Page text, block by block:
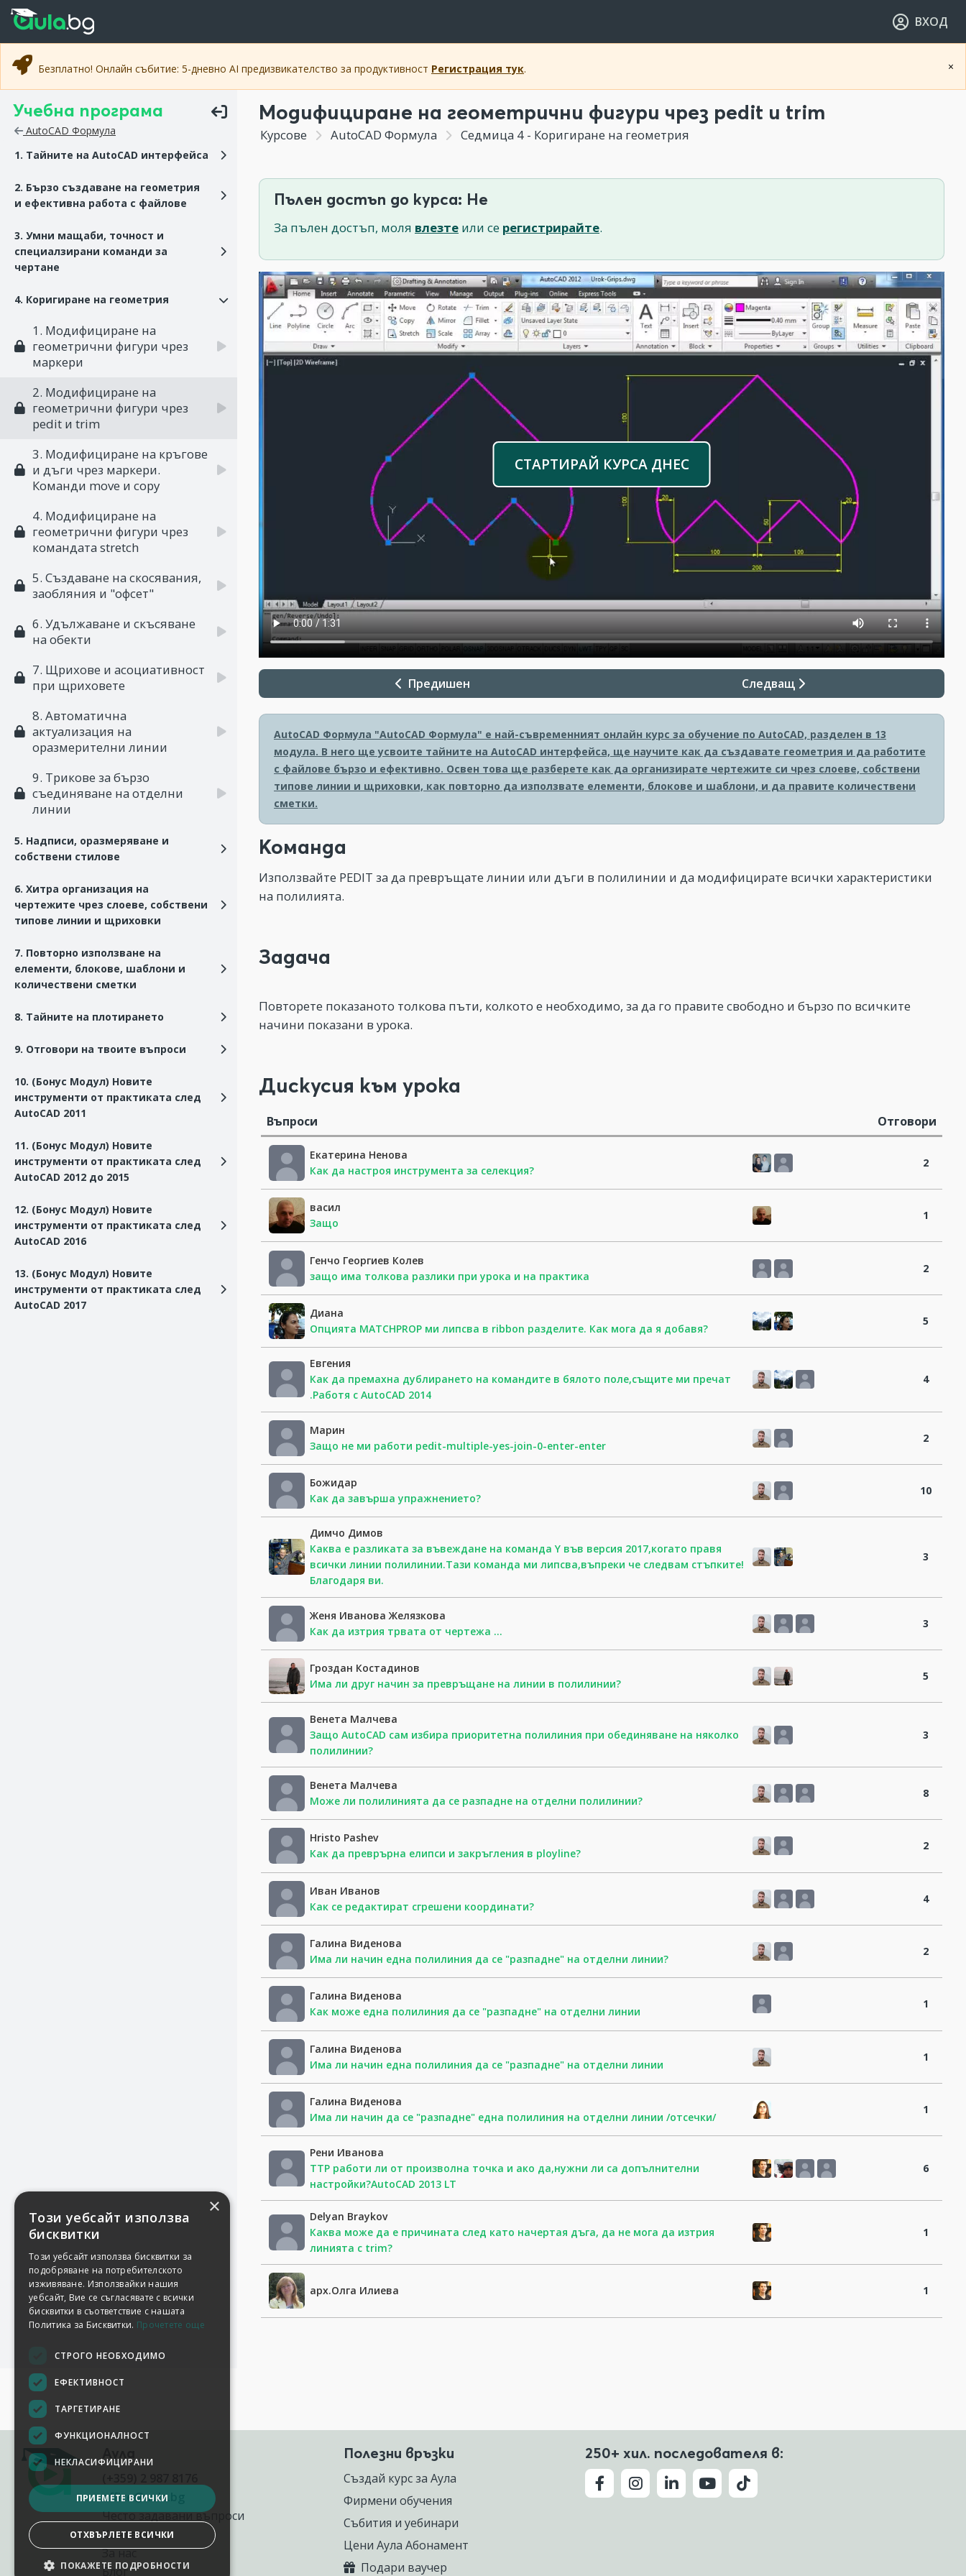
Прескочи към основното съдържание
Прескочи към навигацията
ВХОД
×
Безплатно! Онлайн събитие: 5-дневно AI предизвикателство за продуктивност Регистрация тук.
Учебна програма
AutoCAD Формула
1. Тайните на AutoCAD интерфейса
2. Бързо създаване на геометрия
и ефективна работа с файлове
3. Умни мащаби, точност и
специалзирани команди за
чертане
4. Коригиране на геометрия
1. Модифициране на
геометрични фигури чрез
маркери
2. Модифициране на
геометрични фигури чрез
pedit и trim
3. Модифициране на кръгове
и дъги чрез маркери.
Команди move и copy
4. Модифициране на
геометрични фигури чрез
командата stretch
5. Създаване на скосявания,
заобляния и "офсет"
6. Удължаване и скъсяване
на обекти
7. Щрихове и асоциативност
при щриховете
8. Автоматична
актуализация на
оразмерителни линии
9. Трикове за бързо
съединяване на отделни
линии
5. Надписи, оразмеряванe и
собствени стилове
6. Хитра организация на
чертежите чрез слоеве, собствени
типове линии и щриховки
7. Повторно използване на
елементи, блокове, шаблони и
количествени сметки
8. Тайните на плотирането
9. Отговори на твоите въпроси
10. (Бонус Модул) Новите
инструменти от практиката след
AutoCAD 2011
11. (Бонус Модул) Новите
инструменти от практиката след
AutoCAD 2012 до 2015
12. (Бонус Модул) Новите
инструменти от практиката след
AutoCAD 2016
13. (Бонус Модул) Новите
инструменти от практиката след
AutoCAD 2017
Модифициране на геометрични фигури чрез pedit и trim
Курсове AutoCAD Формула Седмица 4 - Коригиране на геометрия
Пълен достъп до курса: Не
За пълен достъп, моля влезте или се регистрирайте.
СТАРТИРАЙ КУРСА ДНЕС
Предишен Следващ
AutoCAD Формула "AutoCAD Формула" е най-съвременният онлайн курс за обучение по AutoCAD, разделен в 13
модула. В него ще усвоите тайните на AutoCAD интерфейса, ще научите как да създавате геометрия и да работите
с файлове бързо и ефективно. Освен това ще разберете как да организирате чертежите си чрез слоеве, собствени
типове линии и щриховки, как повторно да използвате елементи, блокове и шаблони, и да правите количествени
сметки.
Команда
Използвайте PEDIT за да превръщате линии или дъги в полилинии и да модифицирате всички характеристики
на полилията.
Задача
Повторете показаното толкова пъти, колкото е необходимо, за да го правите свободно и бързо по всичките
начини показани в урока.
Дискусия към урока
Въпроси Отговори
Екатерина Ненова
Как да настроя инструмента за селекция?
2
васил
Защо
1
Генчо Георгиев Колев
защо има толкова разлики при урока и на практика
2
Диана
Опцията MATCHPROP ми липсва в ribbon разделите. Как мога да я добавя?
5
Евгения
Как да премахна дублирането на командите в бялото поле,същите ми пречат
.Работя с AutoCAD 2014
4
Марин
Защо не ми работи pedit-multiple-yes-join-0-enter-enter
2
Божидар
Как да завърша упражнението?
10
Димчо Димов
Каква е разликата за въвеждане на команда Y във версия 2017,когато правя
всички линии полилинии.Тази команда ми липсва,въпреки че следвам стъпките!
Благодаря ви.
3
Женя Иванова Желязкова
Как да изтрия трвата от чертежа ...
3
Гроздан Костадинов
Има ли друг начин за превръщане на линии в полилинии?
5
Венета Малчева
Защо AutoCAD сам избира приоритетна полилиния при обединяване на няколко
полилинии?
3
Венета Малчева
Може ли полилинията да се разпадне на отделни полилинии?
8
Hristo Pashev
Как да преврърна елипси и закръгления в ployline?
2
Иван Иванов
Как се редактират сгрешени координати?
4
Галина Виденова
Има ли начин една полилиния да се "разпадне" на отделни линии?
2
Галина Виденова
Как може една полилиния да се "разпадне" на отделни линии
1
Галина Виденова
Има ли начин една полилиния да се "разпадне" на отделни линии
1
Галина Виденова
Има ли начин да се "разпадне" една полилиния на отделни линии /отсечки/
1
Рени Иванова
ТТР работи ли от произволна точка и ако да,нужни ли са допълнителни
настройки?AutoCAD 2013 LT
6
Delyan Braykov
Каква може да е причината след като начертая дъга, да не мога да изтрия
линията с trim?
1
арх.Олга Илиева 1
office@aula.bg
Често задавани въпроси
Контакти
За нас
Блог
Полезни връзки
Създай курс за Аула
Фирмени обучения
Събития и уебинари
Цени Аула Абонамент
Подари ваучер
250+ хил. последователя в: